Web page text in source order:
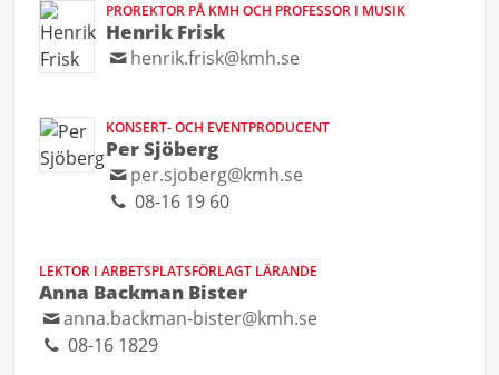
PROREKTOR PÅ KMH OCH PROFESSOR I MUSIK
Henrik Frisk
henrik.frisk@kmh.se
KONSERT- OCH EVENTPRODUCENT
Per Sjöberg
per.sjoberg@kmh.se
08-16 19 60
LEKTOR I ARBETSPLATSFÖRLAGT LÄRANDE
Anna Backman Bister
anna.backman-bister@kmh.se
08-16 1829